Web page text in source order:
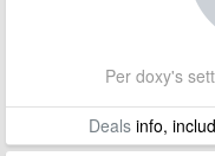
Per doxy's
Dealsinfo,